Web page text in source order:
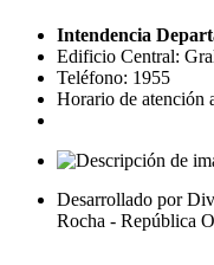
Intendencia
Edificio Central:
Teléfono: 1955
Horario de atención
Desarrollado por
Rocha - República